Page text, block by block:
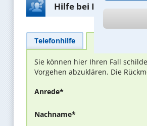
Hilfe bei Ihrer
Telefonhilfe
Sie können hier Ihren Fall
Vorgehen abzuklären. Die
Anrede*
Nachname*